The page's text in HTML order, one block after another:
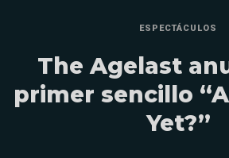
ESPECTÁCULOS
The Agelast
primer sencillo
Yet?”